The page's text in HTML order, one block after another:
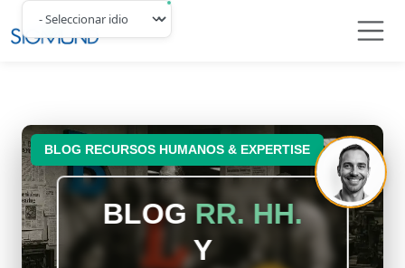
Navbar
BLOG RECURSOS HUMANOS & EXPERTISE
BLOG RR. HH.
Y